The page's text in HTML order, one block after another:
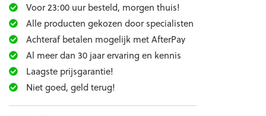
Voor 23:00 uur besteld, morgen thuis!
Alle producten gekozen door specialisten
Achteraf betalen mogelijk met AfterPay
Al meer dan 30 jaar ervaring en kennis
Laagste prijsgarantie!
Niet goed, geld terug!